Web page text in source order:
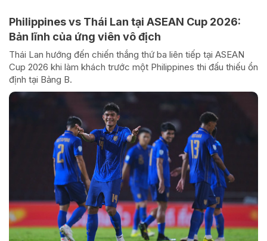
Philippines vs Thái Lan tại ASEAN Cup 2026:
Bản lĩnh của ứng viên vô địch
Thái Lan hướng đến chiến thắng thứ ba liên tiếp tại ASEAN
Cup 2026 khi làm khách trước một Philippines thi đấu thiếu ổn
định tại Bảng B.